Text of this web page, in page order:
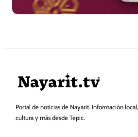
Portal de noticias de Nayarit. Información
cultura y más desde Tepic.